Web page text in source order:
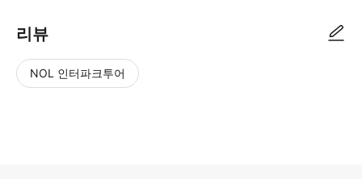
리뷰
NOL 인터파크투어